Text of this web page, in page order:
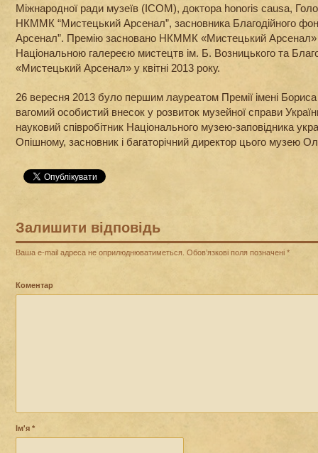
Міжнародної ради музеїв (ICOM), доктора honoris causa,
НКММК “Мистецький Арсенал”, засновника Благодійного
Арсенал”. Премію засновано НКММК «Мистецький Арсенал»
Національною галереєю мистецтв ім. Б. Возницького та
«Мистецький Арсенал» у квітні 2013 року.
26 вересня 2013 було першим лауреатом Премії імені
вагомий особистий внесок у розвиток музейної справи
науковий співробітник Національного музею-заповідника
Опішному, засновник і багаторічний директор цього музею
Залишити відповідь
Ваша e-mail адреса не оприлюднюватиметься. Обов’язкові поля позначені *
Коментар
Ім'я *